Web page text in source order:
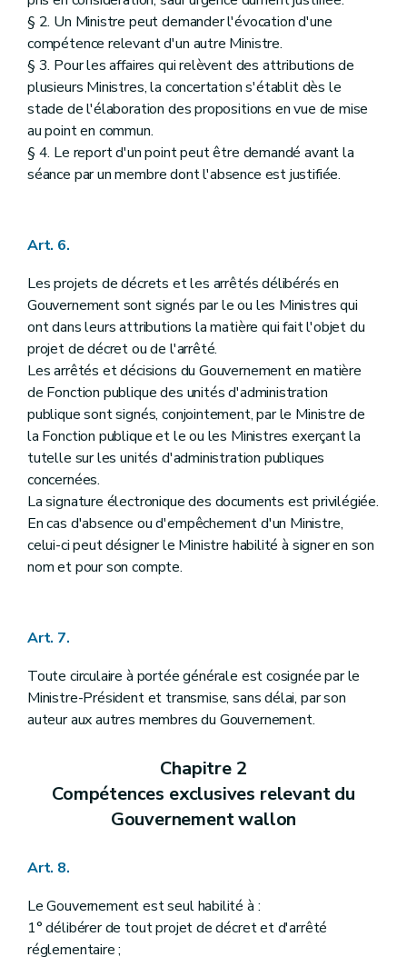
§ 2. Un Ministre peut demander l'évocation d'une
compétence relevant d'un autre Ministre.
§ 3. Pour les affaires qui relèvent des attributions de
plusieurs Ministres, la concertation s'établit dès le
stade de l'élaboration des propositions en vue de mise
au point en commun.
§ 4. Le report d'un point peut être demandé avant la
séance par un membre dont l'absence est justifiée.
Art. 6.
Les projets de décrets et les arrêtés délibérés en
Gouvernement sont signés par le ou les Ministres qui
ont dans leurs attributions la matière qui fait l'objet du
projet de décret ou de l'arrêté.
Les arrêtés et décisions du Gouvernement en matière
de Fonction publique des unités d'administration
publique sont signés, conjointement, par le Ministre de
la Fonction publique et le ou les Ministres exerçant la
tutelle sur les unités d'administration publiques
concernées.
La signature électronique des documents est privilégiée.
En cas d'absence ou d'empêchement d'un Ministre,
celui-ci peut désigner le Ministre habilité à signer en son
nom et pour son compte.
Art. 7.
Toute circulaire à portée générale est cosignée par le
Ministre-Président et transmise, sans délai, par son
auteur aux autres membres du Gouvernement.
Chapitre 2
Compétences exclusives relevant du
Gouvernement wallon
Art. 8.
Le Gouvernement est seul habilité à :
1° délibérer de tout projet de décret et d'arrêté
réglementaire ;